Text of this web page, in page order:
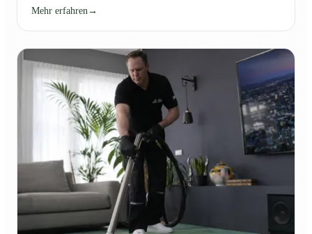
Mehr erfahren→